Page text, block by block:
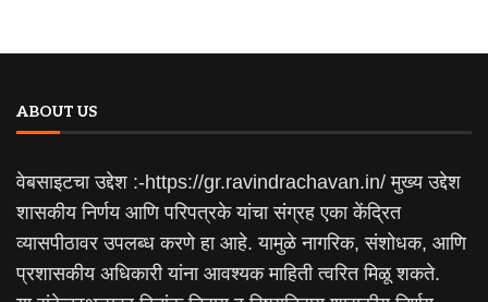
ABOUT US
वेबसाइटचा उद्देश :-https://gr.ravindrachavan.in/ मुख्य उद्देश
शासकीय निर्णय आणि परिपत्रके यांचा संग्रह एका केंद्रित
व्यासपीठावर उपलब्ध करणे हा आहे. यामुळे नागरिक, संशोधक, आणि
प्रशासकीय अधिकारी यांना आवश्यक माहिती त्वरित मिळू शकते.